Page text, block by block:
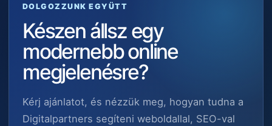
DOLGOZZUNK EGYÜTT
Készen állsz egy
modernebb online
megjelenésre?
Kérj ajánlatot, és nézzük meg, hogyan tudna a
Digitalpartners segíteni weboldallal, SEO-val